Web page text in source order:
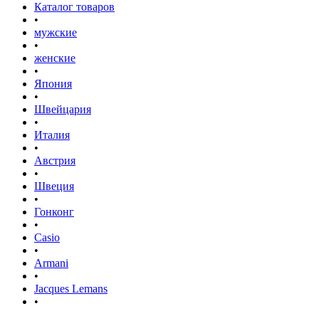
Каталог товаров
•
мужские
•
женские
•
Япония
•
Швейцария
•
Италия
•
Австрия
•
Швеция
•
Гонконг
•
Casio
•
Armani
•
Jacques Lemans
•